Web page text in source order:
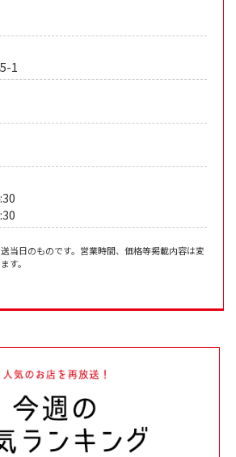
1
当日のものです。営業時間、価格等掲載内容は変
す。